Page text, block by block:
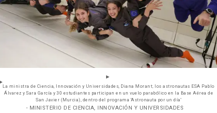
La ministra de Ciencia, Innovación y Universidades, Diana Morant; los astronautas ESA Pablo
Álvarez y Sara García y 30 estudiantes participan en un vuelo parabólico en la Base Aérea de
San Javier (Murcia), dentro del programa 'Astronauta por un día'
- MINISTERIO DE CIENCIA, INNOVACIÓN Y UNIVERSIDADES